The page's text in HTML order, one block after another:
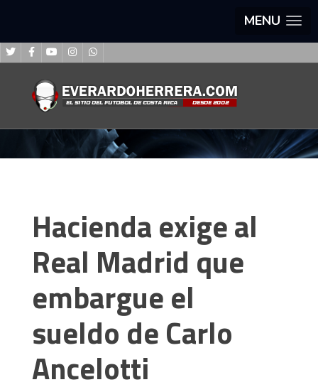
MENU
Hacienda exige al
Real Madrid que
embargue el
sueldo de Carlo
Ancelotti